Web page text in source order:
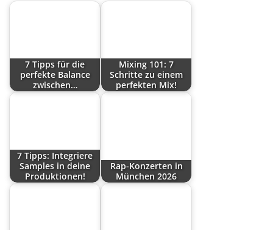
7 Tipps für die
perfekte Balance
zwischen…
Mixing 101: 7
Schritte zu einem
perfekten Mix!
7 Tipps: Integriere
Samples in deine
Produktionen!
Rap-Konzerten in
München 2026